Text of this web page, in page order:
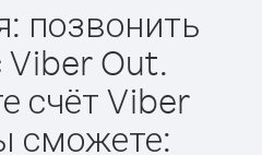
позвонить
Viber Out.
счёт Viber
сможете: